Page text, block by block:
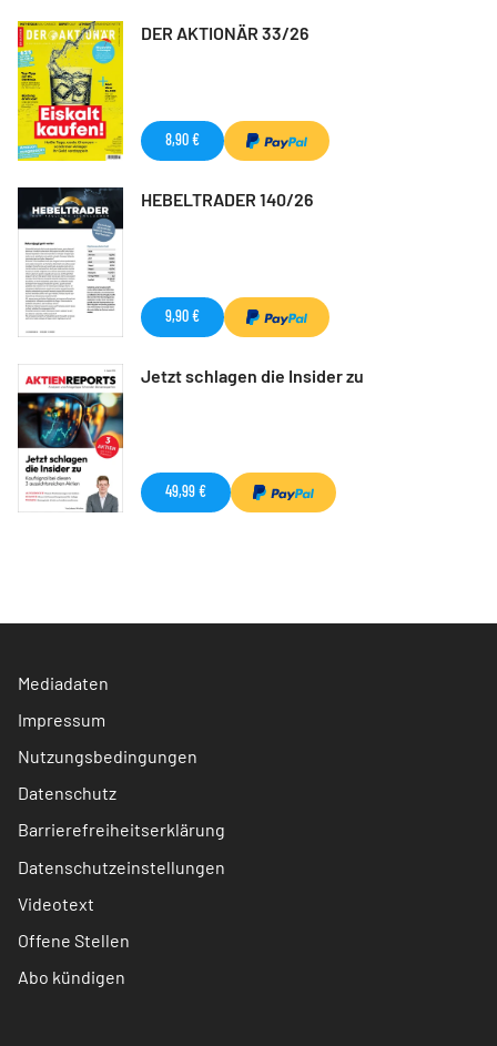
DER AKTIONÄR 33/26
8,90 €
HEBELTRADER 140/26
9,90 €
Jetzt schlagen die Insider zu
49,99 €
Mediadaten
Impressum
Nutzungsbedingungen
Datenschutz
Barrierefreiheitserklärung
Datenschutzeinstellungen
Videotext
Offene Stellen
Abo kündigen